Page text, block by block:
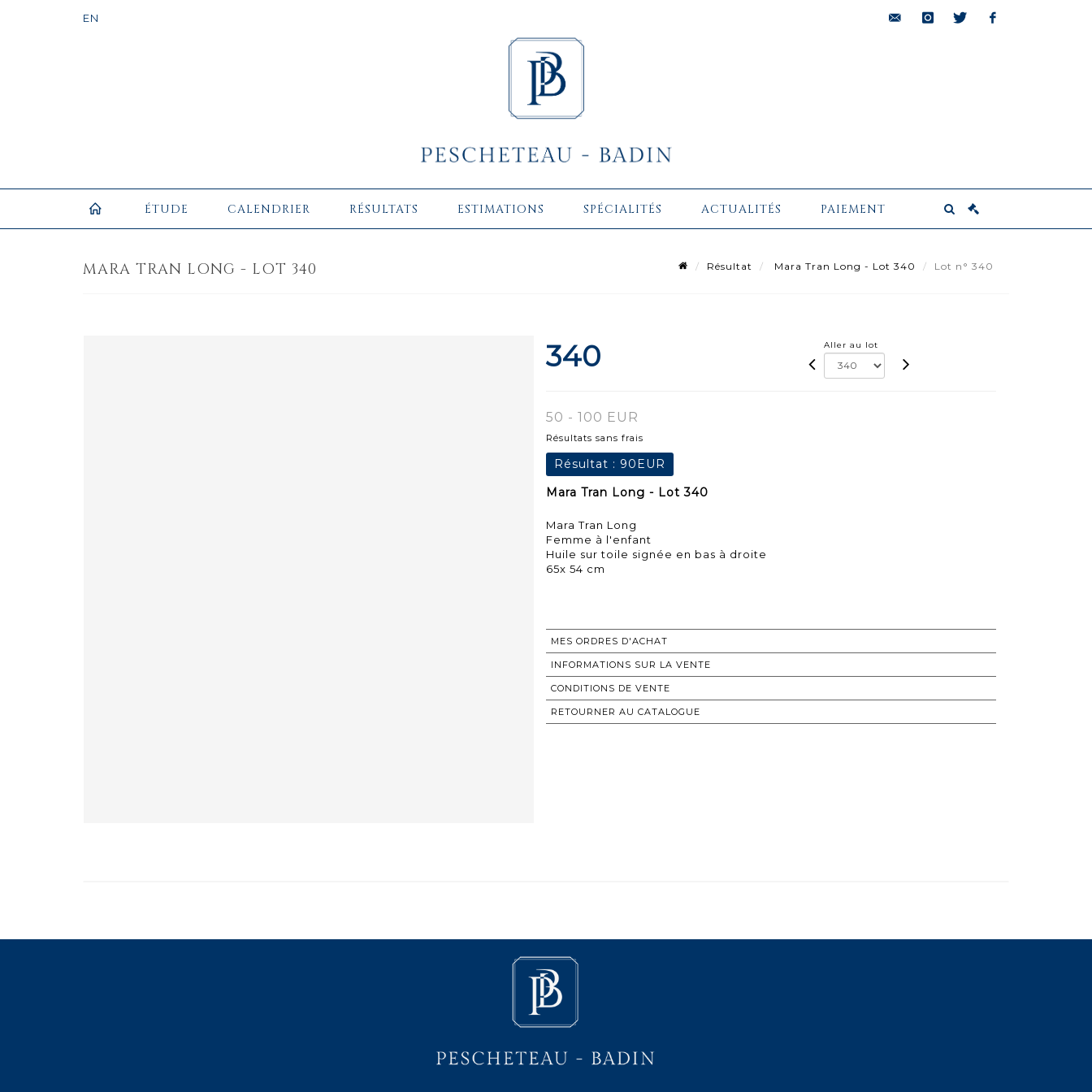
ÉTUDE CALENDRIER RÉSULTATS ESTIMATIONS SPÉCIALITÉS ACTUALITÉS PAIEMENT
MARA TRAN LONG - LOT 340 Résultat Mara Tran Long - Lot 340 Lot n° 340
340 Aller au lot
50 - 100 EUR
Résultats sans frais
Résultat : 90EUR
Mara Tran Long - Lot 340
Mara Tran Long
Femme à l'enfant
Huile sur toile signée en bas à droite
65x 54 cm
MES ORDRES D'ACHAT
INFORMATIONS SUR LA VENTE
CONDITIONS DE VENTE
RETOURNER AU CATALOGUE